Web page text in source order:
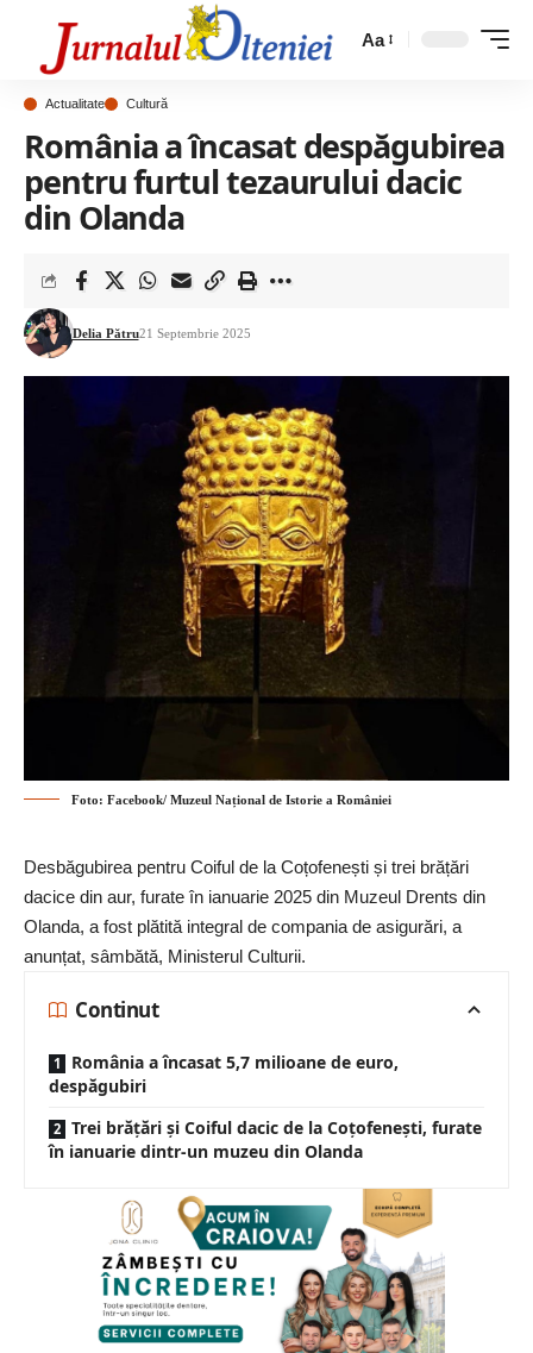
Aa
Actualitate Cultură
România a încasat despăgubirea
pentru furtul tezaurului dacic
din Olanda
Delia Pătru21 Septembrie 2025
Foto: Facebook/ Muzeul Național de Istorie a României
Desbăgubirea pentru Coiful de la Coțofenești și trei brățări
dacice din aur, furate în ianuarie 2025 din Muzeul Drents din
Olanda, a fost plătită integral de compania de asigurări, a
anunțat, sâmbătă, Ministerul Culturii.
Continut
România a încasat 5,7 milioane de euro,
despăgubiri
Trei brăţări şi Coiful dacic de la Coţofeneşti, furate
în ianuarie dintr-un muzeu din Olanda